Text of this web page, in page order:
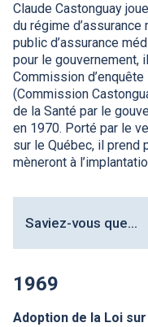
Claude Castonguay
du régime
public d’assurance
pour le gouvernement,
Commission
(Commission
de la Santé par le
en 1970. Porté par le
sur le Québec, il prend
mèneront à
Saviez-vous que...
1969
Adoption de la Loi